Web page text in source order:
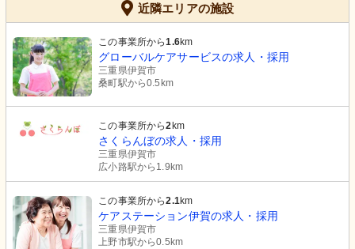
近隣エリアの施設
この事業所から1.6km
グローバルケアサービスの求人・採用
三重県伊賀市
桑町駅から0.5km
この事業所から2 km
さくらんぼの求人・採用
三重県伊賀市
広小路駅から1.9km
この事業所から2.1km
ケアステーション伊賀の求人・採用
三重県伊賀市
上野市駅から0.5km